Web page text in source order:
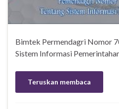
Bimtek Permendagri Nomor
Sistem Informasi
Teruskan membaca